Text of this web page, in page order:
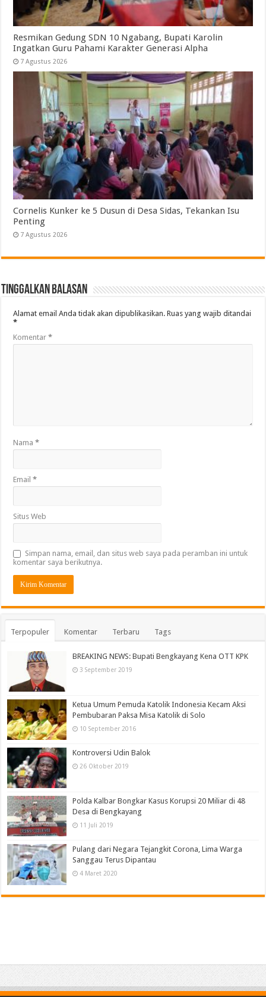
Resmikan Gedung SDN 10 Ngabang, Bupati Karolin
Ingatkan Guru Pahami Karakter Generasi Alpha
7 Agustus 2026
Cornelis Kunker ke 5 Dusun di Desa Sidas, Tekankan Isu
Penting
7 Agustus 2026
Tinggalkan Balasan
Alamat email Anda tidak akan dipublikasikan. Ruas yang wajib ditandai
*
Komentar*
Nama*
Email*
Situs Web
Simpan nama, email, dan situs web saya pada peramban ini untuk
komentar saya berikutnya.
Terpopuler Komentar Terbaru Tags
BREAKING NEWS: Bupati Bengkayang Kena OTT KPK
3 September 2019
Ketua Umum Pemuda Katolik Indonesia Kecam Aksi
Pembubaran Paksa Misa Katolik di Solo
10 September 2016
Kontroversi Udin Balok
26 Oktober 2019
Polda Kalbar Bongkar Kasus Korupsi 20 Miliar di 48
Desa di Bengkayang
11 Juli 2019
Pulang dari Negara Tejangkit Corona, Lima Warga
Sanggau Terus Dipantau
4 Maret 2020